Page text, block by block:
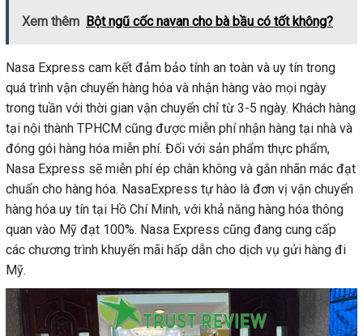
Xem thêm Bột ngũ cốc navan cho bà bầu có tốt không?
Nasa Express cam kết đảm bảo tính an toàn và uy tín trong
quá trình vận chuyển hàng hóa và nhận hàng vào mọi ngày
trong tuần với thời gian vận chuyển chỉ từ 3-5 ngày. Khách hàng
tại nội thành TPHCM cũng được miễn phí nhận hàng tại nhà và
đóng gói hàng hóa miễn phí. Đối với sản phẩm thực phẩm,
Nasa Express sẽ miễn phí ép chân không và gắn nhãn mác đạt
chuẩn cho hàng hóa. NasaExpress tự hào là đơn vị vận chuyển
hàng hóa uy tín tại Hồ Chí Minh, với khả năng hàng hóa thông
quan vào Mỹ đạt 100%. Nasa Express cũng đang cung cấp
các chương trình khuyến mãi hấp dẫn cho dịch vụ gửi hàng đi
Mỹ.